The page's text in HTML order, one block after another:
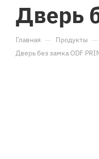
Дверь
Главная — Продукты —
Дверь без замка ODF